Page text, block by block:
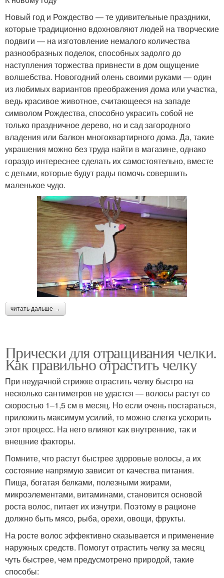
Новый год и Рождество — те удивительные праздники,
которые традиционно вдохновляют людей на творческие
подвиги — на изготовление немалого количества
разнообразных поделок, способных задолго до
наступления торжества привнести в дом ощущение
волшебства. Новогодний олень своими руками — один
из любимых вариантов преображения дома или участка,
ведь красивое животное, считающееся на западе
символом Рождества, способно украсить собой не
только праздничное дерево, но и сад загородного
владения или балкон многоквартирного дома. Да, такие
украшения можно без труда найти в магазине, однако
гораздо интереснее сделать их самостоятельно, вместе
с детьми, которые будут рады помочь совершить
маленькое чудо.
читать дальше →
Прически для отращивания челки.
Как правильно отрастить челку
При неудачной стрижке отрастить челку быстро на
несколько сантиметров не удастся — волосы растут со
скоростью 1–1,5 см в месяц. Но если очень постараться,
приложить максимум усилий, то можно слегка ускорить
этот процесс. На него влияют как внутренние, так и
внешние факторы.
Помните, что растут быстрее здоровые волосы, а их
состояние напрямую зависит от качества питания.
Пища, богатая белками, полезными жирами,
микроэлементами, витаминами, становится основой
роста волос, питает их изнутри. Поэтому в рационе
должно быть мясо, рыба, орехи, овощи, фрукты.
На росте волос эффективно сказывается и применение
наружных средств. Помогут отрастить челку за месяц
чуть быстрее, чем предусмотрено природой, такие
способы: